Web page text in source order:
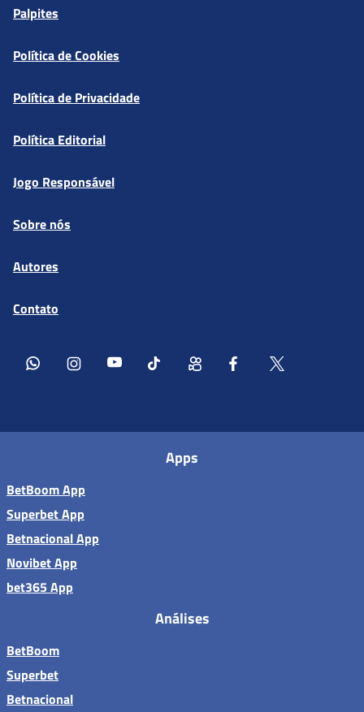
Palpites
Política de Cookies
Política de Privacidade
Política Editorial
Jogo Responsável
Sobre nós
Autores
Contato
Apps
BetBoom App
Superbet App
Betnacional App
Novibet App
bet365 App
Análises
BetBoom
Superbet
Betnacional